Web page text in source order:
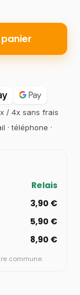
/ 4x sans frais
· téléphone ·
Relais
3,90 €
5,90 €
8,90 €
commune.